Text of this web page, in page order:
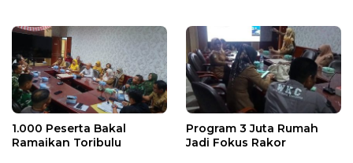
1.000 Peserta Bakal
Ramaikan Toribulu
Program 3 Juta Rumah
Jadi Fokus Rakor